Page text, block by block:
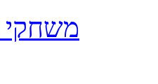
משחקי